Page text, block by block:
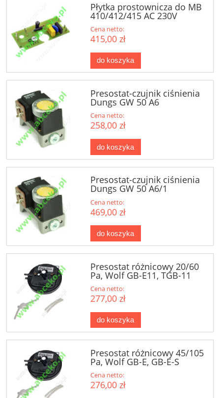
Płytka prostownicza do MB
410/412/415 AC 230V
Cena netto:
415,00 zł
do koszyka
Presostat-czujnik ciśnienia
Dungs GW 50 A6
Cena netto:
258,00 zł
do koszyka
Presostat-czujnik ciśnienia
Dungs GW 50 A6/1
Cena netto:
469,00 zł
do koszyka
Presostat różnicowy 20/60
Pa, Wolf GB-E11, TGB-11
Cena netto:
277,00 zł
do koszyka
Presostat różnicowy 45/105
Pa, Wolf GB-E, GB-E-S
Cena netto:
276,00 zł